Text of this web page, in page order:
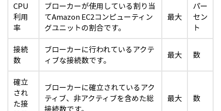
CPU
利用
率
ブローカーが使用している割り当
てAmazon EC2コンピューティン
グユニットの割合です。
最大
パー
セン
ト
接続
数
ブローカーに行われているアクテ
ィブな接続数です。
最大 数
確立
され
た接
ブローカーに確立されているアク
ティブ、非アクティブを含めた総
最大 数